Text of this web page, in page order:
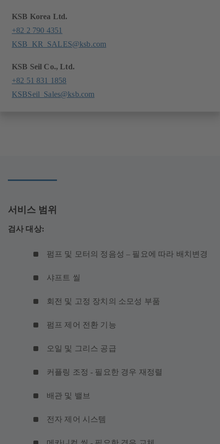
KSB Korea Ltd.
+82 2 790 4351
KSB_KR_SALES@ksb.com
KSB Seil Co., Ltd.
+82 51 831 1858
KSBSeil_Sales@ksb.com
서비스 범위
검사 대상:
펌프 및 모터의 정음성 – 필요에 따라 배치변경
샤프트 씰
회전 및 고정 장치의 소모성 부품
펌프 제어 전환 기능
오일 및 그리스 공급
커플링 조정 - 필요한 경우 재정렬
배관 및 밸브
전자 제어 시스템